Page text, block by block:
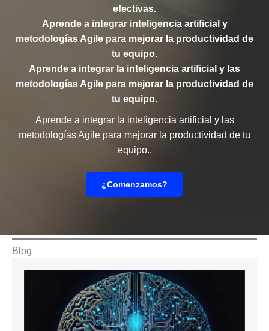
efectivas.
Aprende a integrar inteligencia artificial y
metodologías Agile para mejorar la productividad de
tu equipo.
Aprende a integrar la inteligencia artificial y las
metodologías Agile para mejorar la productividad de
tu equipo.
Aprende a integrar la inteligencia artificial y las
metodologías Agile para mejorar la productividad de tu
equipo..
¿Comenzamos?
Blog